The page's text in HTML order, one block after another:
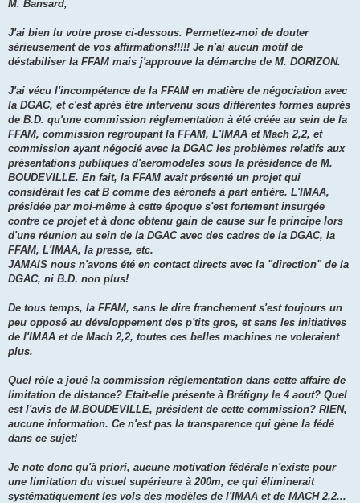
M. Bansard,
J'ai bien lu votre prose ci-dessous. Permettez-moi de douter
sérieusement de vos affirmations!!!!! Je n'ai aucun motif de
déstabiliser la FFAM mais j'approuve la démarche de M. DORIZON.
J'ai vécu l'incompétence de la FFAM en matière de négociation avec
la DGAC, et c'est après être intervenu sous différentes formes auprès
de B.D. qu'une commission réglementation à été créée au sein de la
FFAM, commission regroupant la FFAM, L'IMAA et Mach 2,2, et
commission ayant négocié avec la DGAC les problèmes relatifs aux
présentations publiques d'aeromodeles sous la présidence de M.
BOUDEVILLE. En fait, la FFAM avait présenté un projet qui
considérait les cat B comme des aéronefs à part entière. L'IMAA,
présidée par moi-même à cette époque s'est fortement insurgée
contre ce projet et à donc obtenu gain de cause sur le principe lors
d'une réunion au sein de la DGAC avec des cadres de la DGAC, la
FFAM, L'IMAA, la presse, etc.
JAMAIS nous n'avons été en contact directs avec la "direction" de la
DGAC, ni B.D. non plus!
De tous temps, la FFAM, sans le dire franchement s'est toujours un
peu opposé au développement des p'tits gros, et sans les initiatives
de l'IMAA et de Mach 2,2, toutes ces belles machines ne voleraient
plus.
Quel rôle a joué la commission réglementation dans cette affaire de
limitation de distance? Etait-elle présente à Brétigny le 4 aout? Quel
est l'avis de M.BOUDEVILLE, président de cette commission? RIEN,
aucune information. Ce n'est pas la transparence qui gène la fédé
dans ce sujet!
Je note donc qu'à priori, aucune motivation fédérale n'existe pour
une limitation du visuel supérieure à 200m, ce qui éliminerait
systématiquement les vols des modèles de l'IMAA et de MACH 2,2...